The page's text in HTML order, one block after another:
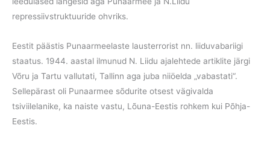
repressiivstruktuuride ohvriks.
Eestit päästis Punaarmeelaste lausterrorist nn. liiduvabariigi
staatus. 1944. aastal ilmunud N. Liidu ajalehtede artiklite järgi
Võru ja Tartu vallutati, Tallinn aga juba niiöelda „vabastati“.
Sellepärast oli Punaarmee sõdurite otsest vägivalda
tsiviilelanike, ka naiste vastu, Lõuna-Eestis rohkem kui Põhja-
Eestis.